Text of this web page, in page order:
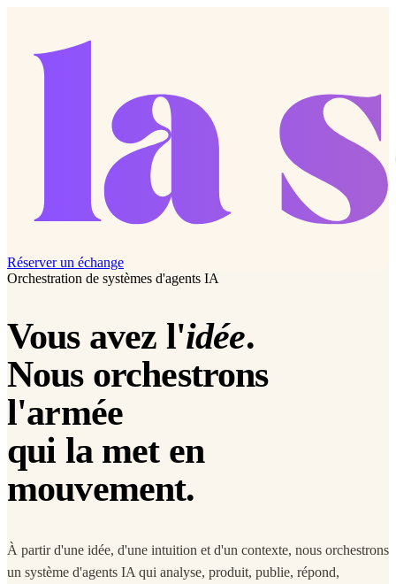
Réserver un échange
Orchestration de systèmes d'agents IA
Vous avez l'idée.
Nous orchestrons
l'armée
qui la met en
mouvement.
À partir d'une idée, d'une intuition et d'un contexte, nous orchestrons
un système d'agents IA qui analyse, produit, publie, répond,